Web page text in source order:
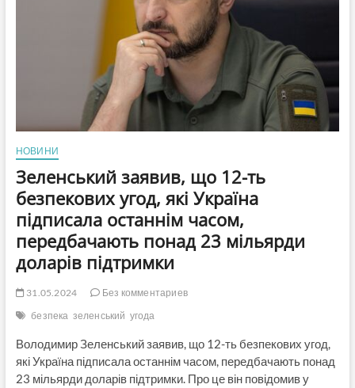
НОВИНИ
Зеленський заявив, що 12-ть
безпекових угод, які Україна
підписала останнім часом,
передбачають понад 23 мільярди
доларів підтримки
31.05.2024
Без комментариев
безпека зеленський угода
Володимир Зеленський заявив, що 12-ть безпекових угод,
які Україна підписала останнім часом, передбачають понад
23 мільярди доларів підтримки. Про це він повідомив у